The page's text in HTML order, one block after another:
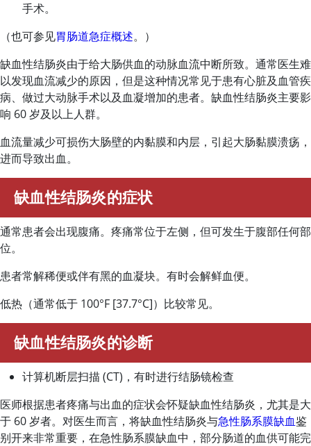
手术。
（也可参见胃肠道急症概述。）
缺血性结肠炎由于给大肠供血的动脉血流中断所致。通常医生难
以发现血流减少的原因，但是这种情况常见于患有心脏及血管疾
病、做过大动脉手术以及血凝增加的患者。缺血性结肠炎主要影
响 60 岁及以上人群。
血流量减少可损伤大肠壁的内黏膜和内层，引起大肠黏膜溃疡，
进而导致出血。
缺血性结肠炎的症状
通常患者会出现腹痛。疼痛常位于左侧，但可发生于腹部任何部
位。
患者常解稀便或伴有黑的血凝块。有时会解鲜血便。
低热（通常低于 100°F [37.7°C]）比较常见。
缺血性结肠炎的诊断
计算机断层扫描 (CT)，有时进行结肠镜检查
医师根据患者疼痛与出血的症状会怀疑缺血性结肠炎，尤其是大
于 60 岁者。对医生而言，将缺血性结肠炎与急性肠系膜缺血鉴
别开来非常重要，在急性肠系膜缺血中，部分肠道的血供可能完